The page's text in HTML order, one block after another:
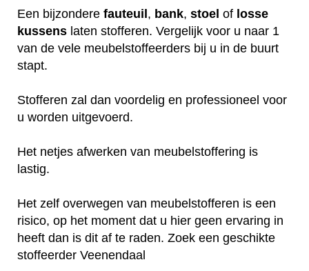
Een bijzondere fauteuil , bank, stoel of losse
kussens laten stofferen. Vergelijk voor u naar 1
van de vele meubelstoffeerders bij u in de buurt
stapt.
Stofferen zal dan voordelig en professioneel voor
u worden uitgevoerd.
Het netjes afwerken van meubelstoffering is
lastig.
Het zelf overwegen van meubelstofferen is een
risico, op het moment dat u hier geen ervaring in
heeft dan is dit af te raden. Zoek een geschikte
stoffeerder Veenendaal